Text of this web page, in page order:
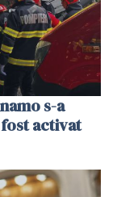
s-a
activat